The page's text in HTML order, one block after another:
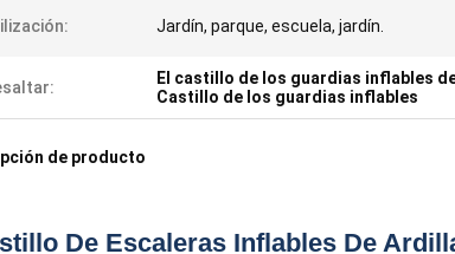
Jardín, parque, escuela, jardín.
El castillo de los guardias inflables de
Castillo de los guardias inflables
de producto
De Escaleras Inflables De